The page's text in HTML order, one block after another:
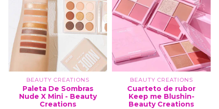
BEAUTY CREATIONS
Paleta De Sombras
Nude X Mini - Beauty
Creations
BEAUTY CREATIONS
Cuarteto de rubor
Keep me Blushin-
Beauty Creations